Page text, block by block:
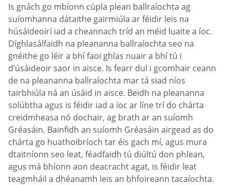
Is gnách go mbíonn cúpla plean ballraíochta ag
suíomhanna dátaithe gairmiúla ar féidir leis na
húsáideoirí iad a cheannach tríd an méid luaite a íoc.
Díghlasálfaidh na pleananna ballraíochta seo na
gnéithe go léir a bhí faoi ghlas nuair a bhí tú i
d’úsáideoir saor in aisce. Is fearr dul i gcomhair ceann
de na pleananna ballraíochta mar tá siad níos
tairbhiúla ná an úsáid in aisce. Beidh na pleananna
solúbtha agus is féidir iad a íoc ar líne trí do chárta
creidmheasa nó dochair, ag brath ar an suíomh
Gréasáin. Bainfidh an suíomh Gréasáin airgead as do
chárta go huathoibríoch tar éis gach mí, agus mura
dtaitníonn seo leat, féadfaidh tú diúltú don phlean,
agus má bhíonn aon deacracht agat, is féidir leat
teagmháil a dhéanamh leis an bhfoireann tacaíochta.